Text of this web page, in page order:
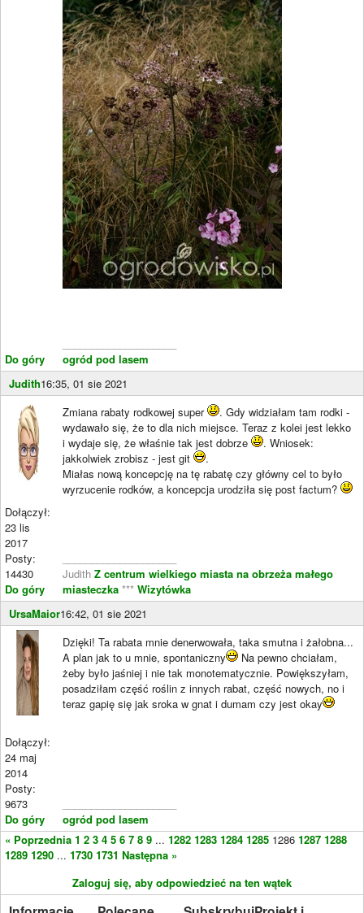
Do góry
ogród pod lasem
Judith16:35, 01 sie 2021
Dołączył:
23 lis
2017
Posty:
14430
Do góry
Zmiana rabaty rodkowej super
. Gdy widziałam tam rodki -
wydawało się, że to dla nich miejsce. Teraz z kolei jest lekko
i wydaje się, że właśnie tak jest dobrze
. Wniosek:
jakkolwiek zrobisz - jest git
.
Miałas nową koncepcję na tę rabatę czy główny cel to było
wyrzucenie rodków, a koncepcja urodziła się post factum?
Judith Z centrum wielkiego miasta na obrzeża małego
miasteczka *** Wizytówka
UrsaMaior16:42, 01 sie 2021
Dołączył:
24 maj
2014
Posty:
9673
Do góry
Dzięki! Ta rabata mnie denerwowała, taka smutna i żałobna...
A plan jak to u mnie, spontaniczny
Na pewno chciałam,
żeby było jaśniej i nie tak monotematycznie. Powiększyłam,
posadziłam część roślin z innych rabat, część nowych, no i
teraz gapię się jak sroka w gnat i dumam czy jest okay
ogród pod lasem
« Poprzednia 1 2 3 4 5 6 7 8 9 ... 1282 1283 1284 1285 1286 1287 1288
1289 1290 ... 1730 1731 Następna »
Zaloguj się, aby odpowiedzieć na ten wątek